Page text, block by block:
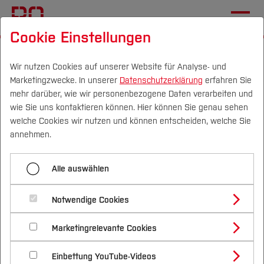
Campus Personen DE|EN Quicklinks
Studium
Studienangebote
Bachelorstudiengänge
Masterstudiengänge
Vor dem Studium
Bewerben & Einschreiben
Bewerbungsportal
Im Studium
Studienbüros und Prüfungen
Nach dem Studium
Forschung & Transfer
Profil
Forschungs- und Transferprofil
Schwerpunkte (FuT)
Beratung & Förderung
Nachhaltigkeit
Nachhaltigkeit studieren
International
GDF - Gesellschaft der Förderer
Historie
Interview mit
Geschäftsführer Prof. Dr.
Steinberger
01.12.2020
Seit Mitte November 2020 ist der
neue Geschäftsführer der GDF,
Herr Prof. Dr. Steinberger, im Amt.
Cookie Einstellungen
Wir nutzen Cookies auf unserer Website für Analyse- und
Marketingzwecke. In unserer Datenschutzerklärung erfahren Sie
mehr darüber, wie wir personenbezogene Daten verarbeiten und
wie Sie uns kontaktieren können. Hier können Sie genau sehen
welche Cookies wir nutzen und können entscheiden, welche Sie
annehmen.
Alle auswählen
Notwendige Cookies
Marketingrelevante Cookies
Einbettung YouTube-Videos